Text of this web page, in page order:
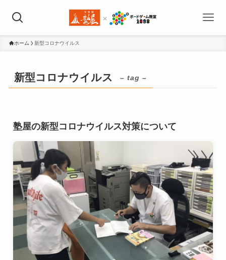
ホーム 新型コロナウイルス
新型コロナウイルス – tag –
塾屋の新型コロナウイルス対策について